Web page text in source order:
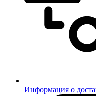
Информация о